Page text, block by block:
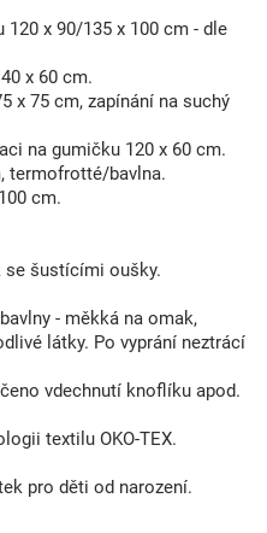
120 x 90/135 x 100 cm - dle
40 x 60 cm.
x 75 cm, zapínání na suchý
na gumičku 120 x 60 cm.
termofrotté/bavlna.
cm.
se šustícími oušky.
- měkká na omak,
látky. Po vyprání neztrácí
vdechnutí knoflíku apod.
textilu OKO-TEX.
pro děti od narození.